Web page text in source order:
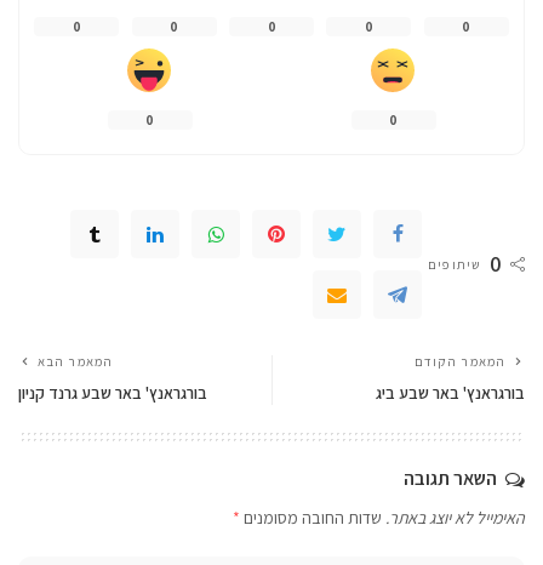
0
0
0
0
0
0
0
0 שיתופים
המאמר הקודם
בורגראנץ' באר שבע ביג
המאמר הבא
בורגראנץ' באר שבע גרנד קניון
השאר תגובה
האימייל לא יוצג באתר. שדות החובה מסומנים *